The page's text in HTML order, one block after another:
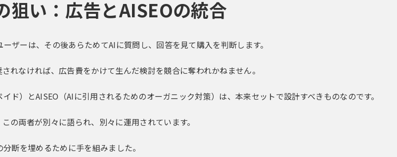
狙い：広告とAISEOの統合
ザーは、その後あらためてAIに質問し、回答を見て購入を判断します。
れなければ、広告費をかけて生んだ検討を競合に奪われかねません。
ド）とAISEO（AIに引用されるためのオーガニック対策）は、本来セットで設計すべきものなのです。
の両者が別々に語られ、別々に運用されています。
断を埋めるために手を組みました。